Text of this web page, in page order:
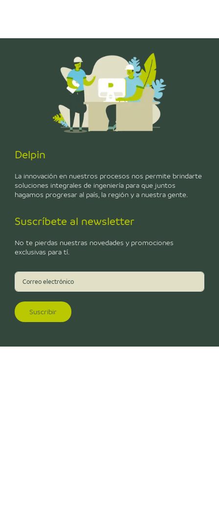
Delpin
La innovación en nuestros procesos nos permite brindarte
soluciones integrales de ingeniería para que juntos
hagamos progresar al país, la región y a nuestra gente.
Suscríbete al newsletter
No te pierdas nuestras novedades y promociones
exclusivas para tí.
Suscribir